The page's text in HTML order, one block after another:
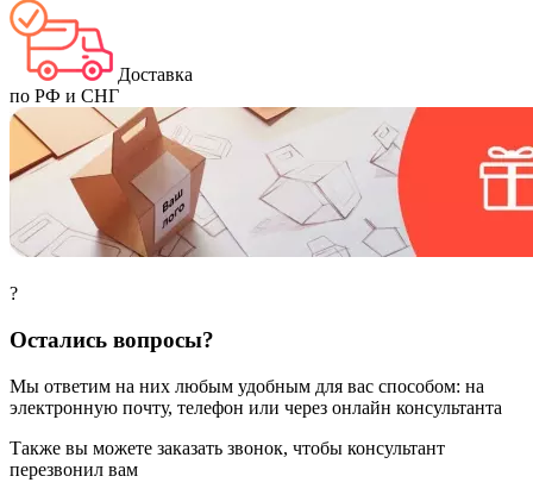
Доставка
по РФ и СНГ
?
Остались вопросы?
Мы ответим на них любым удобным для вас способом: на
электронную почту, телефон или через онлайн консультанта
Также вы можете заказать звонок, чтобы консультант
перезвонил вам